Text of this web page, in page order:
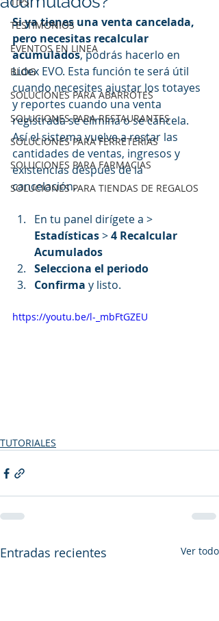
TESTIMONIOS
EVENTOS EN LINEA
BLOG
SOLUCIONES PARA ABARROTES
SOLUCIONES PARA RESTAURANTES
SOLUCIONES PARA FERRETERÍAS
SOLUCIONES PARA FARMACIAS
SOLUCIONES PARA TIENDAS DE REGALOS
Si ya tienes una venta cancelada,
pero necesitas recalcular
acumulados, podrás hacerlo en
Lidex EVO. Esta función te será útil
cuando necesites ajustar los totayes
y reportes cuando una venta
registrada se elimina o se cancela.
Así el sistema vuelve a restar las
cantidades de ventas, ingresos y
existencias después de la
cancelación.
En tu panel dirígete a >
Estadísticas > 4 Recalcular
Acumulados
Selecciona el periodo
Confirma y listo.
https://youtu.be/l-_mbFtGZEU
TUTORIALES
Entradas recientes Ver todo